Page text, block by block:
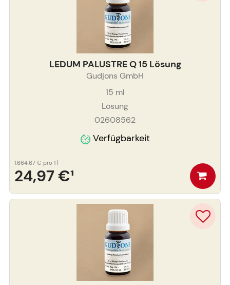
LEDUM PALUSTRE Q 15 Lösung
Gudjons GmbH
15 ml
Lösung
02608562
Verfügbarkeit
24,97 €¹
1.664,67 € pro 1 l